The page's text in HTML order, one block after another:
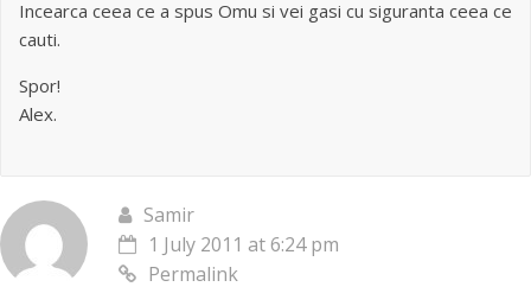
Incearca ceea ce a spus Omu si vei gasi cu siguranta ceea ce
cauti.
Spor!
Alex.
Samir
1 July 2011 at 6:24 pm
Permalink